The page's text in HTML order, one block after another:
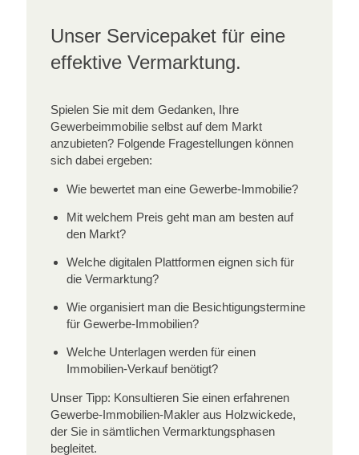
Unser Servicepaket für eine
effektive Vermarktung.
Spielen Sie mit dem Gedanken, Ihre
Gewerbeimmobilie selbst auf dem Markt
anzubieten? Folgende Fragestellungen können
sich dabei ergeben:
Wie bewertet man eine Gewerbe-Immobilie?
Mit welchem Preis geht man am besten auf
den Markt?
Welche digitalen Plattformen eignen sich für
die Vermarktung?
Wie organisiert man die Besichtigungstermine
für Gewerbe-Immobilien?
Welche Unterlagen werden für einen
Immobilien-Verkauf benötigt?
Unser Tipp: Konsultieren Sie einen erfahrenen
Gewerbe-Immobilien-Makler aus Holzwickede,
der Sie in sämtlichen Vermarktungsphasen
begleitet.